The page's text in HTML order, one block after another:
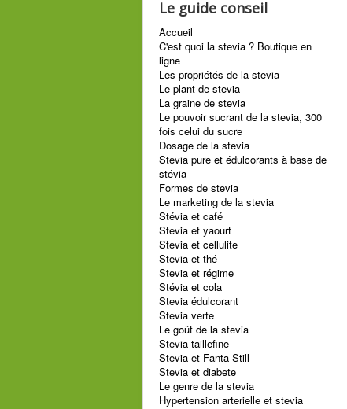
Le guide conseil
Accueil
C'est quoi la stevia ? Boutique en
ligne
Les propriétés de la stevia
Le plant de stevia
La graine de stevia
Le pouvoir sucrant de la stevia, 300
fois celui du sucre
Dosage de la stevia
Stevia pure et édulcorants à base de
stévia
Formes de stevia
Le marketing de la stevia
Stévia et café
Stevia et yaourt
Stevia et cellulite
Stevia et thé
Stevia et régime
Stévia et cola
Stevia édulcorant
Stevia verte
Le goût de la stevia
Stevia taillefine
Stevia et Fanta Still
Stevia et diabete
Le genre de la stevia
Hypertension arterielle et stevia